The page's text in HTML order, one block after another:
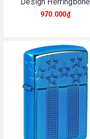
Sweep
970.000₫